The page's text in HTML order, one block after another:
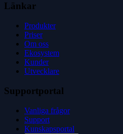
Länkar
Produkter
Priser
Om oss
Ekosystem
Kunder
Utvecklare
Supportportal
Vanliga frågor
Support
Kunskapsportal